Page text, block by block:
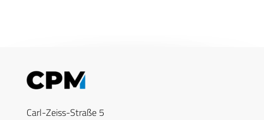
Carl-Zeiss-Straße 5